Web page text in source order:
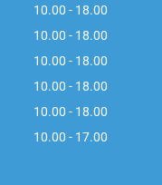
10.00 - 18.00
10.00 - 18.00
10.00 - 18.00
10.00 - 18.00
10.00 - 18.00
10.00 - 17.00